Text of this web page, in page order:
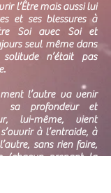
l’Être mais aussi lui
et ses blessures à
Soi avec Soi et
seul même dans
n’était pas
l’autre va venir
sa profondeur et
lui-même, vient
à l’entraide, à
sans rien faire,
(chacun prenant la